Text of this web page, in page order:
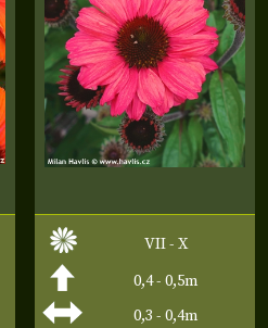
VII - X
0,4 - 0,5m
0,3 - 0,4m